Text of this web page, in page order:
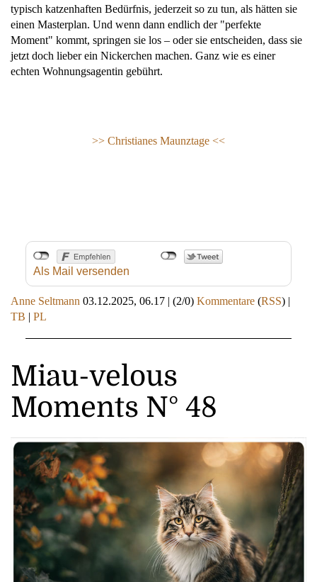
typisch katzenhaften Bedürfnis, jederzeit so zu tun, als hätten sie
einen Masterplan. Und wenn dann endlich der "perfekte
Moment" kommt, springen sie los – oder sie entscheiden, dass sie
jetzt doch lieber ein Nickerchen machen. Ganz wie es einer
echten Wohnungsagentin gebührt.
>> Christianes Maunztage <<
Als Mail versenden
Anne Seltmann 03.12.2025, 06.17 | (2/0) Kommentare (RSS) |
TB | PL
Miau-velous
Moments N° 48